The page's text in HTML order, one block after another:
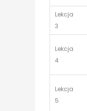
Lekcja
3
Lekcja
4
Lekcja
5